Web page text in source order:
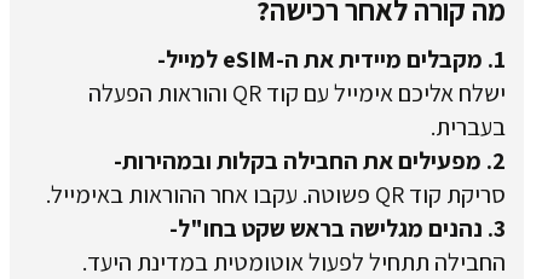
מה קורה לאחר רכישה?
1. מקבלים מיידית את ה-eSIM למייל-
ישלח אליכם אימייל עם קוד QR והוראות הפעלה
בעברית.
2. מפעילים את החבילה בקלות ובמהירות-
סריקת קוד QR פשוטה. עקבו אחר ההוראות באימייל.
3. נהנים מגלישה בראש שקט בחו"ל-
החבילה תתחיל לפעול אוטומטית במדינת היעד.